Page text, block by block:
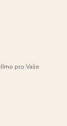
pro Vaše